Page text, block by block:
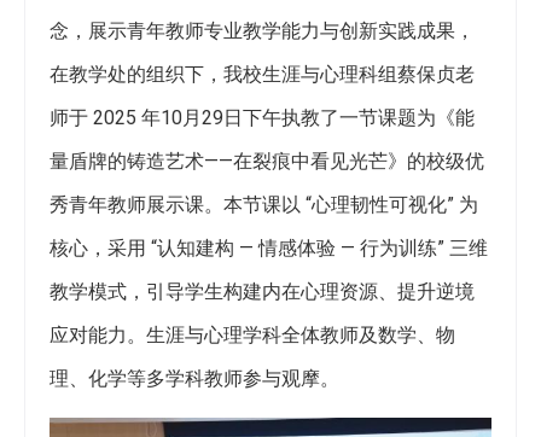
念，展示青年教师专业教学能力与创新实践成果，
在教学处的组织下，我校生涯与心理科组蔡保贞老
师于 2025 年10月29日下午执教了一节课题为《能
量盾牌的铸造艺术——在裂痕中看见光芒》的校级优
秀青年教师展示课。本节课以 “心理韧性可视化” 为
核心，采用 “认知建构 — 情感体验 — 行为训练” 三维
教学模式，引导学生构建内在心理资源、提升逆境
应对能力。生涯与心理学科全体教师及数学、物
理、化学等多学科教师参与观摩。